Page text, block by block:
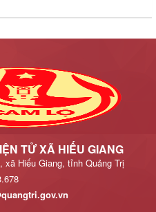
TỬ XÃ HIẾU GIANG
xã Hiếu Giang, tỉnh Quảng Trị